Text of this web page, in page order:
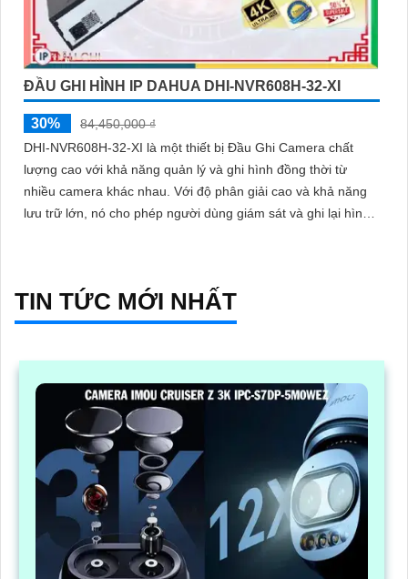
ĐẦU GHI HÌNH IP DAHUA DHI-NVR608H-32-XI
30%
84,450,000 ₫
DHI-NVR608H-32-XI là một thiết bị Đầu Ghi Camera chất
lượng cao với khả năng quản lý và ghi hình đồng thời từ
nhiều camera khác nhau. Với độ phân giải cao và khả năng
lưu trữ lớn, nó cho phép người dùng giám sát và ghi lại hình
TIN TỨC MỚI NHẤT